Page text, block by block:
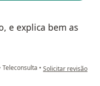
e explica bem as
Teleconsulta • na opinião do
Solicitar revisão